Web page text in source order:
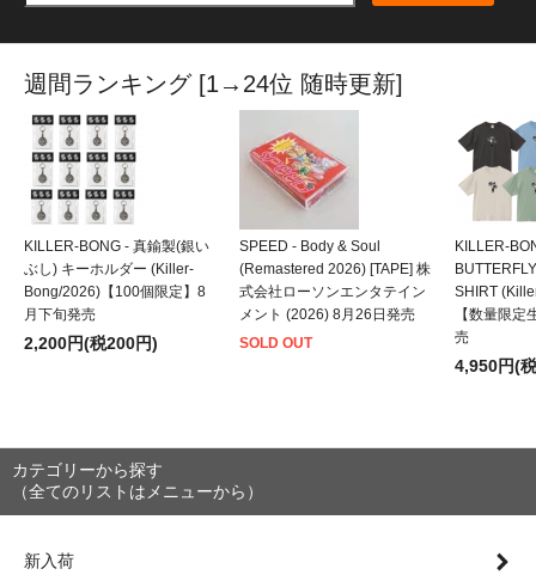
週間ランキング [1→24位 随時更新]
KILLER-BONG - 真鍮製(銀い
ぶし) キーホルダー (Killer-
Bong/2026)【100個限定】8
月下旬発売
2,200円(税200円)
SPEED - Body & Soul
(Remastered 2026) [TAPE] 株
式会社ローソンエンタテイン
メント (2026) 8月26日発売
SOLD OUT
KILLER-
SHIRT
【数量限定
売
4,950円(
カテゴリーから探す
（全てのリストはメニューから）
新入荷